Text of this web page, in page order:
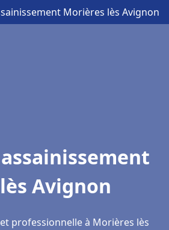
Morières lès Avignon
Avignon
professionnelle à Morières lès